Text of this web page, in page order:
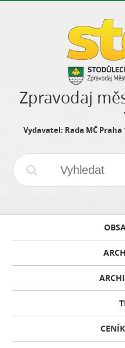
Zpravodaj
Vydavatel: Rada MČ